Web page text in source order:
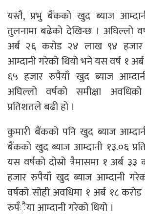
यस्तै, प्रभु बैंकको खुद ब्याज
तुलनामा बढेको देखिन्छ । अघिल्लो
अर्ब २६ करोड २४ लाख ९४
आम्दानी गरेको थियो भने यस वर्ष १
६५ हजार रुपैयाँ खुद ब्याज
अघिल्लो वर्षको समीक्षा
प्रतिशतले बढी हो ।
कुमारी बैंकको पनि खुद ब्याज
बैंकको खुद ब्याज आम्दानी १३.०६
यस वर्षको दोस्रो त्रैमासमा १ अर्ब
हजार रुपैयाँ खुद ब्याज आम्दानी
वर्षको सोही अवधिमा १ अर्ब १८
रुपँैैया आम्दानी गरेको थियो ।